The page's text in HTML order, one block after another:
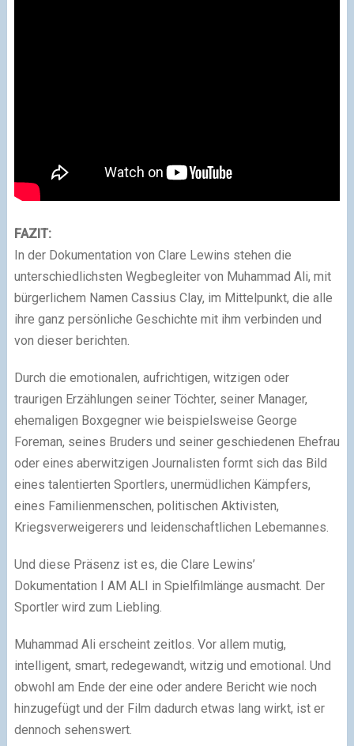
FAZIT:
In der Dokumentation von Clare Lewins stehen die
unterschiedlichsten Wegbegleiter von Muhammad Ali, mit
bürgerlichem Namen Cassius Clay, im Mittelpunkt, die alle
ihre ganz persönliche Geschichte mit ihm verbinden und
von dieser berichten.
Durch die emotionalen, aufrichtigen, witzigen oder
traurigen Erzählungen seiner Töchter, seiner Manager,
ehemaligen Boxgegner wie beispielsweise George
Foreman, seines Bruders und seiner geschiedenen Ehefrau
oder eines aberwitzigen Journalisten formt sich das Bild
eines talentierten Sportlers, unermüdlichen Kämpfers,
eines Familienmenschen, politischen Aktivisten,
Kriegsverweigerers und leidenschaftlichen Lebemannes.
Und diese Präsenz ist es, die Clare Lewins’
Dokumentation I AM ALI in Spielfilmlänge ausmacht. Der
Sportler wird zum Liebling.
Muhammad Ali erscheint zeitlos. Vor allem mutig,
intelligent, smart, redegewandt, witzig und emotional. Und
obwohl am Ende der eine oder andere Bericht wie noch
hinzugefügt und der Film dadurch etwas lang wirkt, ist er
dennoch sehenswert.